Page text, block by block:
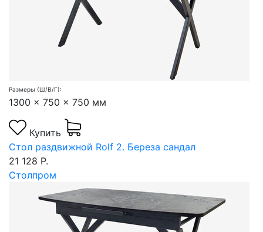
Размеры (Ш/В/Г):
1300 x 750 x 750 мм
Купить
Стол раздвижной Rolf 2. Береза сандал
21 128 Р.
Столпром